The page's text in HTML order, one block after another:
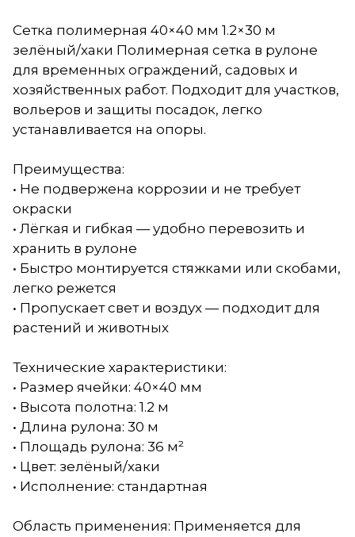
Сетка полимерная 40×40 мм 1.2×30 м
зелёный/хаки Полимерная сетка в рулоне
для временных ограждений, садовых и
хозяйственных работ. Подходит для участков,
вольеров и защиты посадок, легко
устанавливается на опоры.
Преимущества:
• Не подвержена коррозии и не требует
окраски
• Лёгкая и гибкая — удобно перевозить и
хранить в рулоне
• Быстро монтируется стяжками или скобами,
легко режется
• Пропускает свет и воздух — подходит для
растений и животных
Технические характеристики:
• Размер ячейки: 40×40 мм
• Высота полотна: 1.2 м
• Длина рулона: 30 м
• Площадь рулона: 36 м²
• Цвет: зелёный/хаки
• Исполнение: стандартная
Область применения: Применяется для